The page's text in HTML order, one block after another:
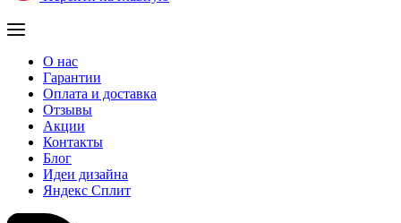
О нас
Гарантии
Оплата и доставка
Отзывы
Акции
Контакты
Блог
Идеи дизайна
Яндекс Сплит